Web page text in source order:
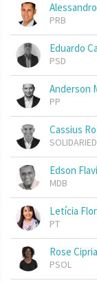
PRB
Eduardo
PSD
Anderson
PP
Cassius
Edson
MDB
Letícia
PT
Rose
PSOL